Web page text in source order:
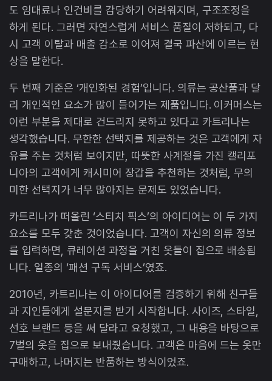
도 임대료나 인건비를 감당하기 어려워지며, 구조조정을
하게 된다. 그러면 자연스럽게 서비스 품질이 저하되고, 다
시 고객 이탈과 매출 감소로 이어져 결국 파산에 이르는 현
상을 말한다.
두 번째 기준은 ‘개인화된 경험’입니다. 의류는 공산품과 달
리 개인적인 요소가 많이 들어가는 제품입니다. 이커머스는
이런 부분을 제대로 건드리지 못하고 있다고 카트리나는
생각했습니다. 무한한 선택지를 제공하는 것은 고객에게 자
유를 주는 것처럼 보이지만, 따뜻한 사계절을 가진 캘리포
니아의 고객에게 캐시미어 장갑을 추천하는 것처럼, 무의
미한 선택지가 너무 많아지는 문제도 있었습니다.
카트리나가 떠올린 ‘스티치 픽스’의 아이디어는 이 두 가지
요소를 모두 갖춘 것이었습니다. 고객이 자신의 의류 정보
를 입력하면, 큐레이션 과정을 거친 옷들이 집으로 배송됩
니다. 일종의 ‘패션 구독 서비스’였죠.
2010년, 카트리나는 이 아이디어를 검증하기 위해 친구들
과 지인들에게 설문지를 받기 시작합니다. 사이즈, 스타일,
선호 브랜드 등을 써 달라고 요청했고, 그 내용을 바탕으로
7벌의 옷을 집으로 보내줬습니다. 고객은 마음에 드는 옷만
구매하고, 나머지는 반품하는 방식이었죠.